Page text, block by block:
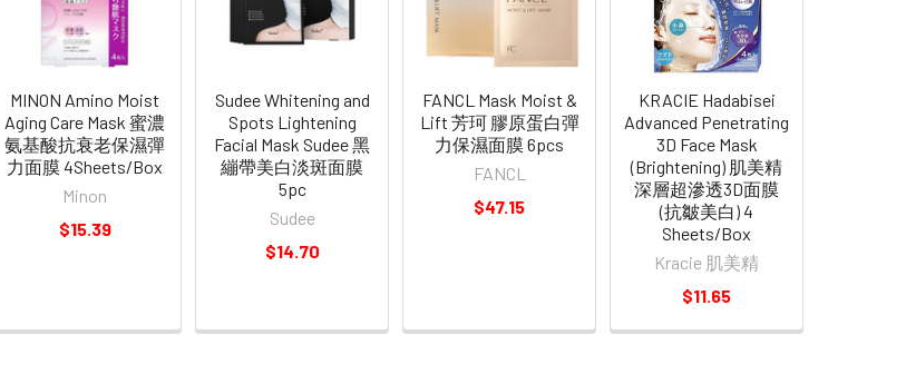
MINON Amino Moist
Aging Care Mask 蜜濃
氨基酸抗衰老保濕彈
力面膜 4Sheets/Box
Minon
$15.39
Sudee Whitening and
Spots Lightening
Facial Mask Sudee 黑
繃帶美白淡斑面膜
5pc
Sudee
$14.70
FANCL Mask Moist &
Lift 芳珂 膠原蛋白彈
力保濕面膜 6pcs
FANCL
$47.15
KRACIE Hadabisei
Advanced Penetrating
3D Face Mask
(Brightening) 肌美精
深層超滲透3D面膜
(抗皺美白) 4
Sheets/Box
Kracie 肌美精
$11.65